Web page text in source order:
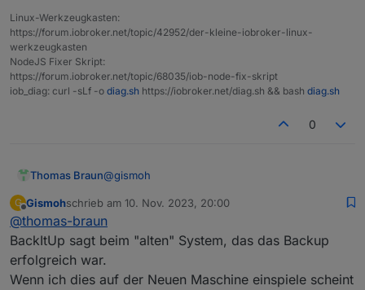
Linux-Werkzeugkasten:
https://forum.iobroker.net/topic/42952/der-kleine-iobroker-linux-
werkzeugkasten
NodeJS Fixer Skript:
https://forum.iobroker.net/topic/68035/iob-node-fix-skript
iob_diag: curl -sLf -o diag.sh https://iobroker.net/diag.sh && bash diag.sh
0
Thomas Braun@gismoh
Ich glaube ganz einfach, das du aus dem
versumpften Alt-System schon kein gescheites
Backup gezogen bekommst.
G
Offline
Gismohschrieb am 10. Nov. 2023, 20:00
zuletzt editiert von
@thomas-braun
BackItUp sagt beim "alten" System, das das Backup
erfolgreich war.
Wenn ich dies auf der Neuen Maschine einspiele scheint